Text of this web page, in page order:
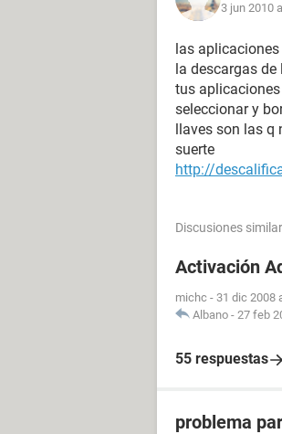
3 jun 2010
las
la descargas
tus
seleccionar y
llaves son las q
suerte
http://
Discusiones
Activación
michc - 31 dic 2008
Albano - 27 feb
55 respuestas
problema